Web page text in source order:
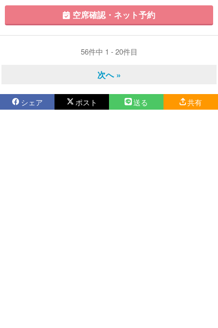
空席確認・ネット予約
56件中 1 - 20件目
次へ »
シェア ポスト 送る 共有